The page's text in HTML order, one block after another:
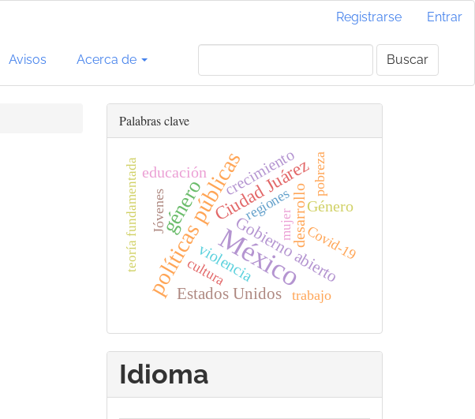
Registrarse Entrar
Avisos Acerca de Buscar
Palabras clave
México
políticas públicas
géneroCiudad Juárez
Estados Unidos
Gobierno abierto
desarrollo
educación crecimiento
violencia
Género
Covid-19
Jóvenes regiones
cultura
pobreza
trabajo
mujer
teoría fundamentada
Idioma